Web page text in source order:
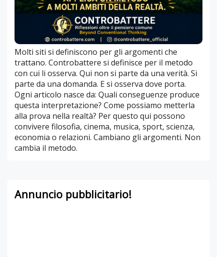
Molti siti si definiscono per gli argomenti che
trattano. Controbattere si definisce per il metodo
con cui li osserva. Qui non si parte da una verità. Si
parte da una domanda. E si osserva dove porta.
Ogni articolo nasce da: Quali conseguenze produce
questa interpretazione? Come possiamo metterla
alla prova nella realtà? Per questo qui possono
convivere filosofia, cinema, musica, sport, scienza,
economia o relazioni. Cambiano gli argomenti. Non
cambia il metodo.
Annuncio pubblicitario!